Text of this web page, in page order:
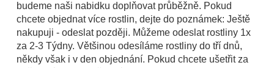
budeme naši nabidku doplňovat průběžně. Pokud
chcete objednat více rostlin, dejte do poznámek: Ještě
nakupuji - odeslat později. Můžeme odeslat rostliny 1x
za 2-3 Týdny. Většinou odesíláme rostliny do tří dnů,
někdy však i v den objednání. Pokud chcete ušetřit za